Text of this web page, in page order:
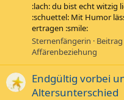
:lach: du bist echt witzig
:schuettel: Mit Humor
ertragen :smile:
Sternenfängerin
Affärenbeziehung
Endgültig vorbei
Altersunterschied